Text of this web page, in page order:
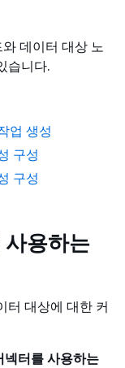
데이터 대상 노
습니다.
업 생성
구성
구성
용하는
터 대상에 대한 커
넥터를 사용하는